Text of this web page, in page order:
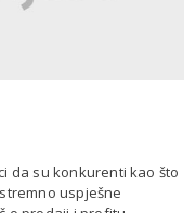
da su konkurenti kao što
uspješne